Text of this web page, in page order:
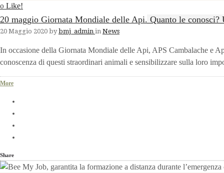
0 Like!
20 maggio Giornata Mondiale delle Api. Quanto le conosci?
20 Maggio 2020 by bmj_admin in News
In occasione della Giornata Mondiale delle Api, APS Cambalache e
conoscenza di questi straordinari animali e sensibilizzare sulla loro
More
Share